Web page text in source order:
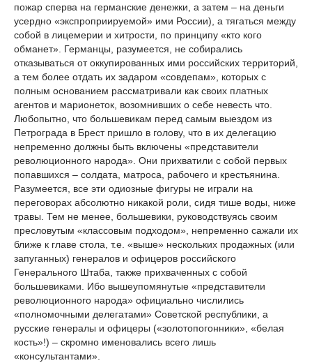
пожар сперва на германские денежки, а затем – на деньги
усердно «экспроприируемой» ими России), а тягаться между
собой в лицемерии и хитрости, по принципу «кто кого
обманет». Германцы, разумеется, не собирались
отказываться от оккупированных ими российских территорий,
а тем более отдать их задаром «совдепам», которых с
полным основанием рассматривали как своих платных
агентов и марионеток, возомнивших о себе невесть что.
Любопытно, что большевикам перед самым выездом из
Петрограда в Брест пришло в голову, что в их делегацию
непременно должны быть включены «представители
революционного народа». Они прихватили с собой первых
попавшихся – солдата, матроса, рабочего и крестьянина.
Разумеется, все эти одиозные фигуры не играли на
переговорах абсолютно никакой роли, сидя тише воды, ниже
травы. Тем не менее, большевики, руководствуясь своим
пресловутым «классовым подходом», непременно сажали их
ближе к главе стола, т.е. «выше» нескольких продажных (или
запуганных) генералов и офицеров российского
Генерального Штаба, также прихваченных с собой
большевиками. Ибо вышеупомянутые «представители
революционного народа» официально числились
«полномочными делегатами» Советской республики, а
русские генералы и офицеры («золотопогонники», «белая
кость»!) – скромно именовались всего лишь
«консультантами».